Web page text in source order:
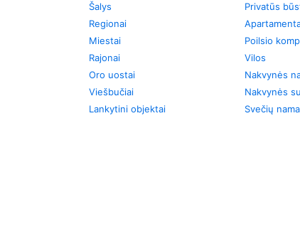
Šalys
Regionai
Miestai
Rajonai
Oro uostai
Viešbučiai
Lankytini objektai
Privatūs
Poilsio
Vilos
Nakvynės
Nakvynės
Svečių